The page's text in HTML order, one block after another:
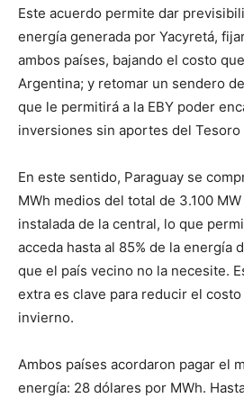
Este acuerdo permite dar
energía generada por Yacyretá,
ambos países, bajando el costo
Argentina; y retomar un sendero
que le permitirá a la EBY poder
inversiones sin aportes del Tesoro
En este sentido, Paraguay se
MWh medios del total de 3.100
instalada de la central, lo que
acceda hasta al 85% de la energía
que el país vecino no la necesite.
extra es clave para reducir el
invierno.
Ambos países acordaron pagar el
energía: 28 dólares por MWh.